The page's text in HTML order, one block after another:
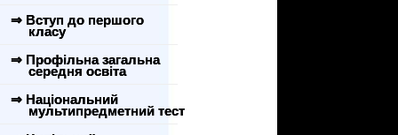
⇒ Вступ до першого
класу
⇒ Профільна загальна
середня освіта
⇒ Національний
мультипредметний тест